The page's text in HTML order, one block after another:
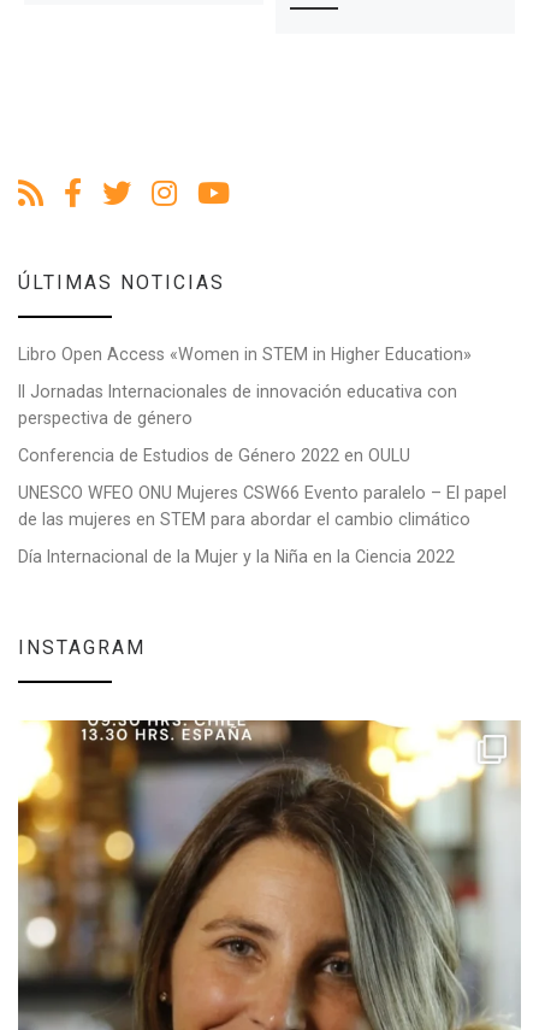
ÚLTIMAS NOTICIAS
Libro Open Access «Women in STEM in Higher Education»
II Jornadas Internacionales de innovación educativa con
perspectiva de género
Conferencia de Estudios de Género 2022 en OULU
UNESCO WFEO ONU Mujeres CSW66 Evento paralelo – El papel
de las mujeres en STEM para abordar el cambio climático
Día Internacional de la Mujer y la Niña en la Ciencia 2022
INSTAGRAM